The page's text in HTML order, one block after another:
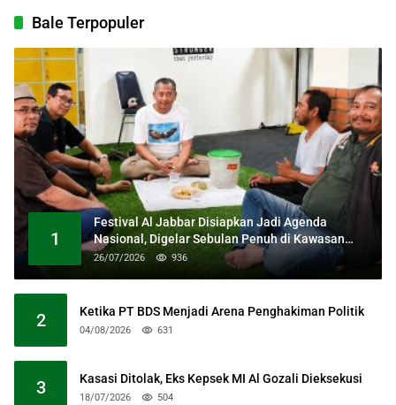
Bale Terpopuler
1
Festival Al Jabbar Disiapkan Jadi Agenda
Nasional, Digelar Sebulan Penuh di Kawasan
Masjid Raya Al Jabbar
26/07/2026 936
2 Ketika PT BDS Menjadi Arena Penghakiman Politik
04/08/2026 631
3 Kasasi Ditolak, Eks Kepsek MI Al Gozali Dieksekusi
18/07/2026 504